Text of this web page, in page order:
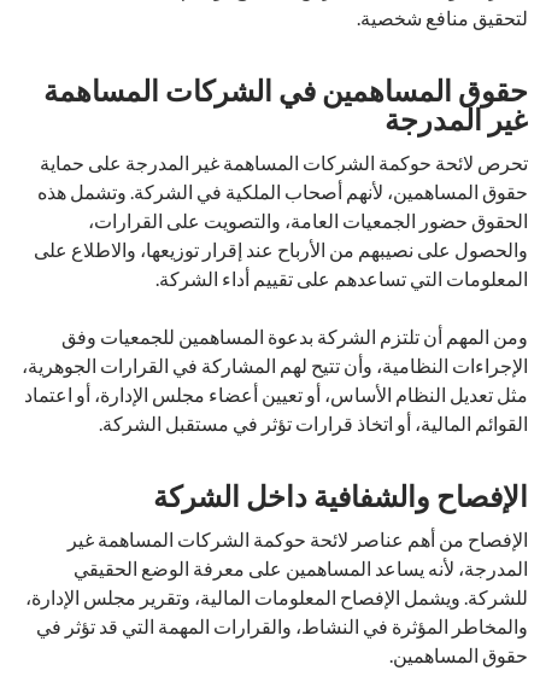
لتحقيق منافع شخصية.
حقوق المساهمين في الشركات المساهمة
غير المدرجة
تحرص لائحة حوكمة الشركات المساهمة غير المدرجة على حماية
حقوق المساهمين، لأنهم أصحاب الملكية في الشركة. وتشمل هذه
الحقوق حضور الجمعيات العامة، والتصويت على القرارات،
والحصول على نصيبهم من الأرباح عند إقرار توزيعها، والاطلاع على
المعلومات التي تساعدهم على تقييم أداء الشركة.
ومن المهم أن تلتزم الشركة بدعوة المساهمين للجمعيات وفق
الإجراءات النظامية، وأن تتيح لهم المشاركة في القرارات الجوهرية،
مثل تعديل النظام الأساس، أو تعيين أعضاء مجلس الإدارة، أو اعتماد
القوائم المالية، أو اتخاذ قرارات تؤثر في مستقبل الشركة.
الإفصاح والشفافية داخل الشركة
الإفصاح من أهم عناصر لائحة حوكمة الشركات المساهمة غير
المدرجة، لأنه يساعد المساهمين على معرفة الوضع الحقيقي
للشركة. ويشمل الإفصاح المعلومات المالية، وتقرير مجلس الإدارة،
والمخاطر المؤثرة في النشاط، والقرارات المهمة التي قد تؤثر في
حقوق المساهمين.